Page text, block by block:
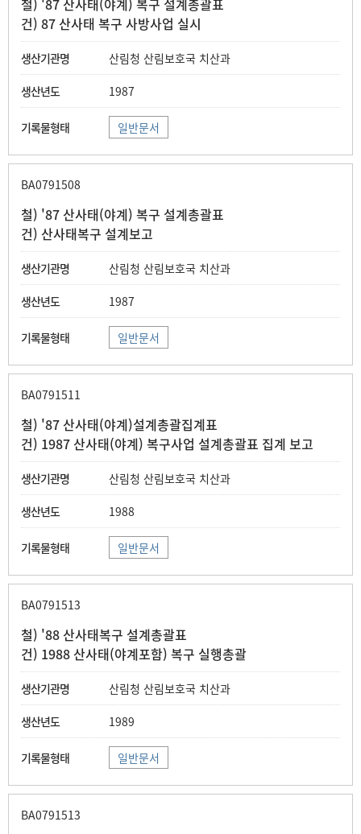
철) '87 산사태(야계) 복구 설계총괄표
건) 87 산사태 복구 사방사업 실시
산림청 산림보호국 치산과
1987
일반문서
BA0791508
철) '87 산사태(야계) 복구 설계총괄표
건) 산사태복구 설계보고
산림청 산림보호국 치산과
1987
일반문서
BA0791511
철) '87 산사태(야계)설계총괄집계표
건) 1987 산사태(야계) 복구사업 설계총괄표 집계 보고
산림청 산림보호국 치산과
1988
일반문서
BA0791513
철) '88 산사태복구 설계총괄표
건) 1988 산사태(야계포함) 복구 실행총괄
산림청 산림보호국 치산과
1989
일반문서
BA0791513